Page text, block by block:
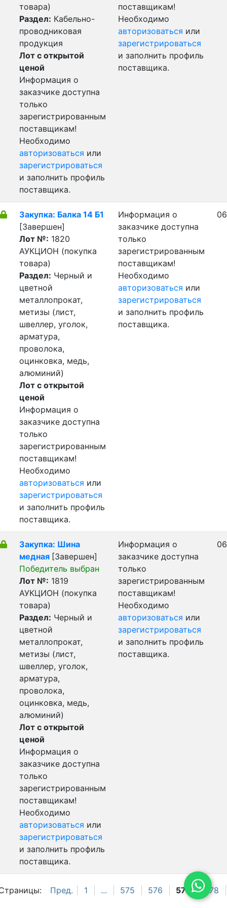
Пред. 1 ... 575 576 577 578
товара)
Раздел: Кабельно-
проводниковая
продукция
Лот с открытой
ценой
Информация о
заказчике доступна
только
зарегистрированным
поставщикам!
Необходимо
авторизоваться или
зарегистрироваться
и заполнить профиль
поставщика.
поставщикам!
Необходимо
авторизоваться или
зарегистрироваться
и заполнить профиль
поставщика.
Закупка: Балка 14 Б1
[Завершен]
Лот №: 1820
АУКЦИОН (покупка
товара)
Раздел: Черный и
цветной
металлопрокат,
метизы (лист,
швеллер, уголок,
арматура,
проволока,
оцинковка, медь,
алюминий)
Лот с открытой
ценой
Информация о
заказчике доступна
только
зарегистрированным
поставщикам!
Необходимо
авторизоваться или
зарегистрироваться
и заполнить профиль
поставщика.
Информация о
заказчике доступна
только
зарегистрированным
поставщикам!
Необходимо
авторизоваться или
зарегистрироваться
и заполнить профиль
поставщика.
Закупка: Шина
медная [Завершен]
Победитель выбран
Лот №: 1819
АУКЦИОН (покупка
товара)
Раздел: Черный и
цветной
металлопрокат,
метизы (лист,
швеллер, уголок,
арматура,
проволока,
оцинковка, медь,
алюминий)
Лот с открытой
ценой
Информация о
заказчике доступна
только
зарегистрированным
поставщикам!
Необходимо
авторизоваться или
зарегистрироваться
и заполнить профиль
поставщика.
Информация о
заказчике доступна
только
зарегистрированным
поставщикам!
Необходимо
авторизоваться или
зарегистрироваться
и заполнить профиль
поставщика.